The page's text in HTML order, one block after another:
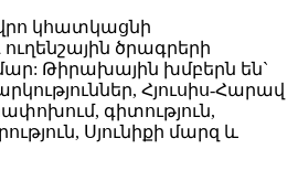
կհատկացնի
ծրագրերի
Թիրախային խմբերն են`
Հյուսիս-Հարավ
գիտություն,
Սյունիքի մարզ և